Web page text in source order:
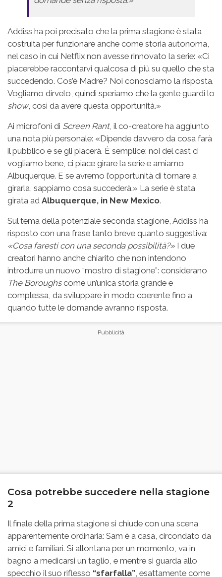
Addiss ha poi precisato che la prima stagione è stata
costruita per funzionare anche come storia autonoma,
nel caso in cui Netflix non avesse rinnovato la serie: «Ci
piacerebbe raccontarvi qualcosa di più su quello che sta
succedendo. Cos’è Madre? Noi conosciamo la risposta.
Vogliamo dirvelo, quindi speriamo che la gente guardi lo
show, così da avere questa opportunità.»
Ai microfoni di Screen Rant, il co-creatore ha aggiunto
una nota più personale: «Dipende davvero da cosa farà
il pubblico e se gli piacerà. È semplice: noi del cast ci
vogliamo bene, ci piace girare la serie e amiamo
Albuquerque. E se avremo l’opportunità di tornare a
girarla, sappiamo cosa succederà.» La serie è stata
girata ad Albuquerque, in New Mexico.
Sul tema della potenziale seconda stagione, Addiss ha
risposto con una frase tanto breve quanto suggestiva:
«Cosa faresti con una seconda possibilità?» I due
creatori hanno anche chiarito che non intendono
introdurre un nuovo “mostro di stagione”: considerano
The Boroughscome un’unica storia grande e
complessa, da sviluppare in modo coerente fino a
quando tutte le domande avranno risposta.
Cosa potrebbe succedere nella stagione
2
Il finale della prima stagione si chiude con una scena
apparentemente ordinaria: Sam è a casa, circondato da
amici e familiari. Si allontana per un momento, va in
bagno a medicarsi un taglio, e mentre si guarda allo
specchio il suo riflesso “sfarfalla” , esattamente come